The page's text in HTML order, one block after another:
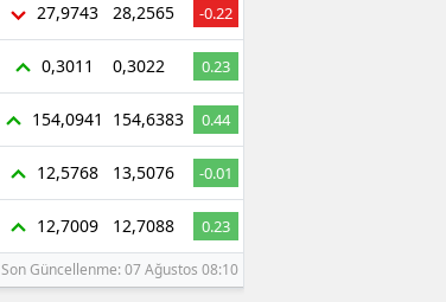
27,9743 28,2565 -0.22
0,3011 0,3022 0.23
154,0941 154,6383 0.44
12,5768 13,5076 -0.01
12,7009 12,7088 0.23
Son Güncellenme: 07 Ağustos 08:10